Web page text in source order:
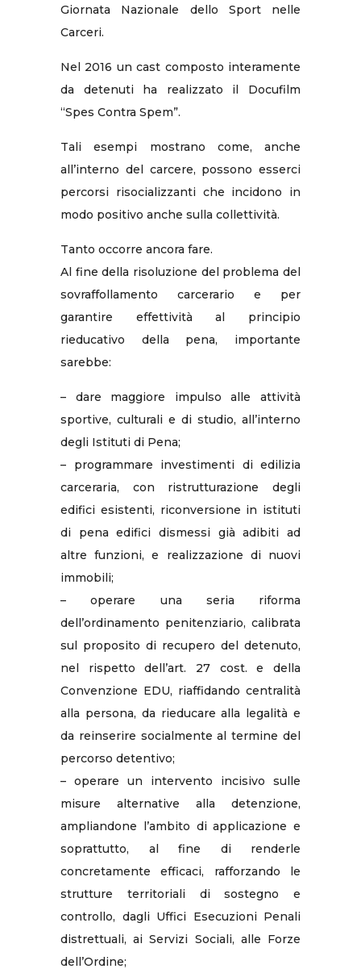
Giornata Nazionale dello Sport nelle
Carceri.
Nel 2016 un cast composto interamente
da detenuti ha realizzato il Docufilm
“Spes Contra Spem”.
Tali esempi mostrano come, anche
all’interno del carcere, possono esserci
percorsi risocializzanti che incidono in
modo positivo anche sulla collettività.
Tanto occorre ancora fare.
Al fine della risoluzione del problema del
sovraffollamento carcerario e per
garantire effettività al principio
rieducativo della pena, importante
sarebbe:
– dare maggiore impulso alle attività
sportive, culturali e di studio, all’interno
degli Istituti di Pena;
– programmare investimenti di edilizia
carceraria, con ristrutturazione degli
edifici esistenti, riconversione in istituti
di pena edifici dismessi già adibiti ad
altre funzioni, e realizzazione di nuovi
immobili;
– operare una seria riforma
dell’ordinamento penitenziario, calibrata
sul proposito di recupero del detenuto,
nel rispetto dell’art. 27 cost. e della
Convenzione EDU, riaffidando centralità
alla persona, da rieducare alla legalità e
da reinserire socialmente al termine del
percorso detentivo;
– operare un intervento incisivo sulle
misure alternative alla detenzione,
ampliandone l’ambito di applicazione e
soprattutto, al fine di renderle
concretamente efficaci, rafforzando le
strutture territoriali di sostegno e
controllo, dagli Uffici Esecuzioni Penali
distrettuali, ai Servizi Sociali, alle Forze
dell’Ordine;